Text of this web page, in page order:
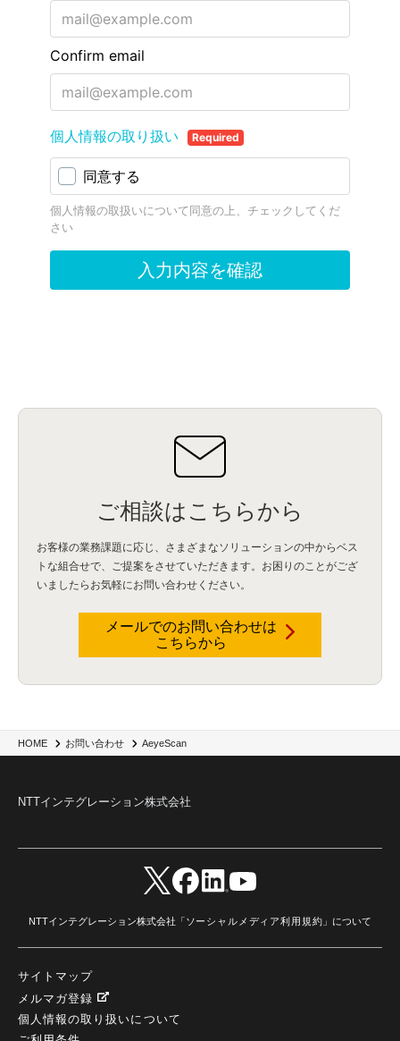
HOME お問い合わせ AeyeScan
ご相談はこちらから
お客様の業務課題に応じ、さまざまなソリューションの中からベス
トな組合せで、
ご提案をさせていただきます。お困りのことがござ
いましたらお気軽にお問い合わせください。
メールでのお問い合わせは
こちらから
NTTインテグレーション株式会社
NTTインテグレーション株式会社「ソーシャルメディア利用規約 」について
サイトマップ
メルマガ登録
個人情報の取り扱いについて